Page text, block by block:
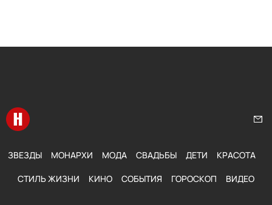
Перейти на главную
ЗВЕЗДЫ МОНАРХИ МОДА СВАДЬБЫ ДЕТИ КРАСОТА
СТИЛЬ ЖИЗНИ КИНО СОБЫТИЯ ГОРОСКОП ВИДЕО